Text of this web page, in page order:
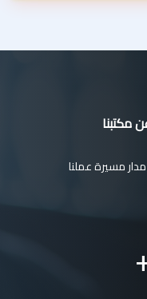
مكتبنا
مسيرة عملنا